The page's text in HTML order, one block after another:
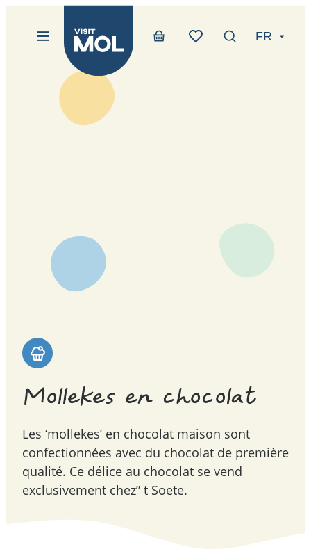
FR
www-btn-text-
Afficher/
Menu Boutique en ligne
Mollekes en chocolat
Les ‘mollekes’ en chocolat maison sont
confectionnées avec du chocolat de première
qualité. Ce délice au chocolat se vend
exclusivement chez” t Soete.